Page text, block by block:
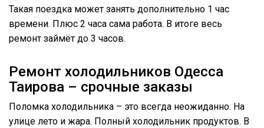
Такая поездка может занять дополнительно 1 час
времени. Плюс 2 часа сама работа. В итоге весь
ремонт займёт до 3 часов.
Ремонт холодильников Одесса
Таирова – срочные заказы
Поломка холодильника – это всегда неожиданно. На
улице лето и жара. Полный холодильник продуктов. В